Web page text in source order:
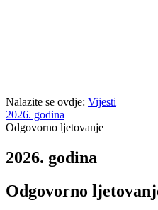
Nalazite se ovdje: Vijesti
2026. godina
Odgovorno ljetovanje
2026. godina
Odgovorno